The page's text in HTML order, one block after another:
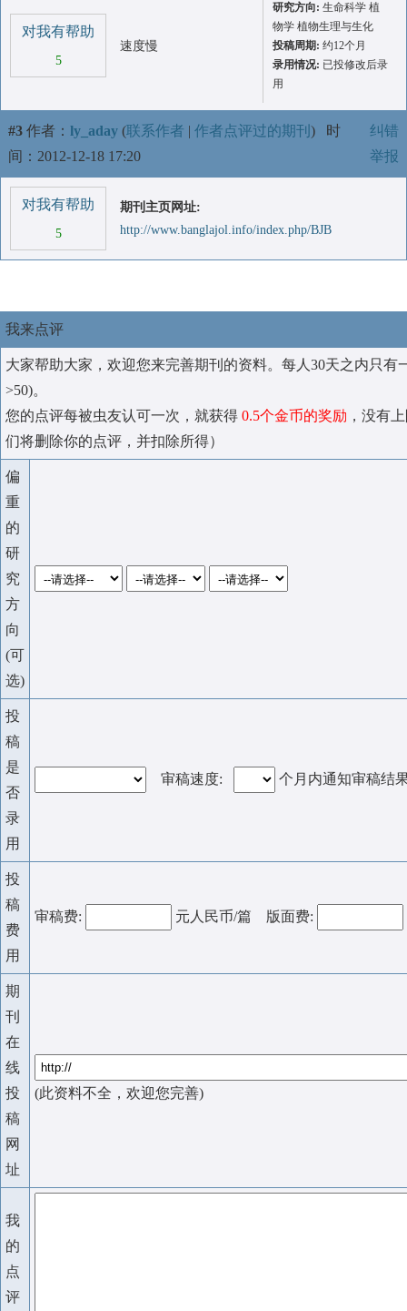
对我有帮助
5
速度慢
研究方向: 生命科学 植
物学 植物生理与生化
投稿周期: 约12个月
录用情况: 已投修改后录
用
#3 作者： ly_aday (联系作者 | 作者点评过的期刊 ) 时
间：2012-12-18 17:20
纠错
举报
对我有帮助
5
期刊主页网址:
http://www.banglajol.info/index.php/BJB
我来点评
大家帮助大家，欢迎您来完善期刊的资料。每人30天之内只有
>50)。
您的点评每被虫友认可一次，就获得 0.5个金币的奖励 ，没有
们将删除你的点评，并扣除所得）
偏
重
的
研
究
方
向
(可
选)
投
稿
是
否
录
用
审稿速度: 个月内通知审稿结
投
稿
费
用
审稿费: 元人民币/篇 版面费:
期
刊
在
线
投
稿
网
址
(此资料不全，欢迎您完善)
我
的
点
评